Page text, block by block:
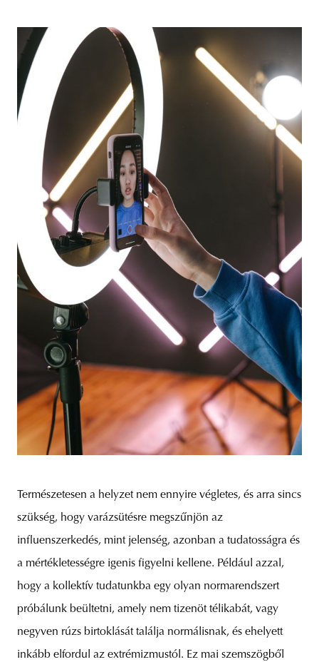
Természetesen a helyzet nem ennyire végletes, és arra sincs
szükség, hogy varázsütésre megszűnjön az
influenszerkedés, mint jelenség, azonban a tudatosságra és
a mértékletességre igenis figyelni kellene. Például azzal,
hogy a kollektív tudatunkba egy olyan normarendszert
próbálunk beültetni, amely nem tizenöt télikabát, vagy
negyven rúzs birtoklását találja normálisnak, és ehelyett
inkább elfordul az extrémizmustól. Ez mai szemszögből